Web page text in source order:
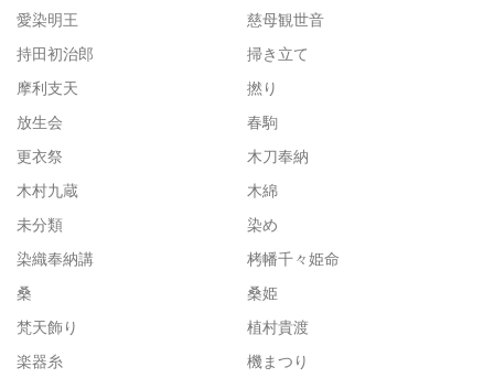
愛染明王
慈母観世音
持田初治郎
掃き立て
摩利支天
撚り
放生会
春駒
更衣祭
木刀奉納
木村九蔵
木綿
未分類
染め
染織奉納講
栲幡千々姫命
桑
桑姫
梵天飾り
植村貴渡
楽器糸
機まつり